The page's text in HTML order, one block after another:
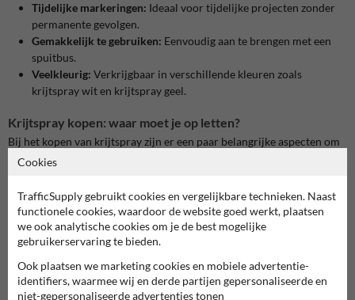
Tijdelijke markeringen: Ideaal voor tijdelijke projecten zonder
permanente gevolgen.
Gemakkelijk te gebruiken: Eenvoudig aan te brengen met een
spuitbus.
Veelkleurig: Verkrijgbaar in verschillende kleuren zoals
krijtspray wit en krijtspray geel.
Krijtspray kopen: waar moet je op letten?
Bij het kopen van krijtspray zijn er een paar belangrijke aspecten om
op te letten:
De kleur van de krijtspray is afhankelijk van de toepassing. Populaire
kleuren zijn onder andere:
markeringen.
Krijtspray geel:Vaak gebruikt voor veiligheidsmarkeringen en
Cookies
TrafficSupply gebruikt cookies en vergelijkbare technieken. Naast
functionele cookies, waardoor de website goed werkt, plaatsen
we ook analytische cookies om je de best mogelijke
gebruikerservaring te bieden.
Ook plaatsen we marketing cookies en mobiele advertentie-
identifiers, waarmee wij en derde partijen gepersonaliseerde en
niet-gepersonaliseerde advertenties tonen